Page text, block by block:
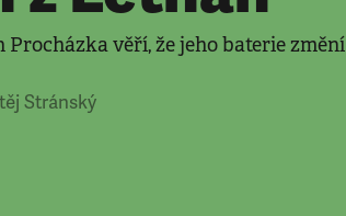
Procházka věří, že jeho baterie změní
Stránský